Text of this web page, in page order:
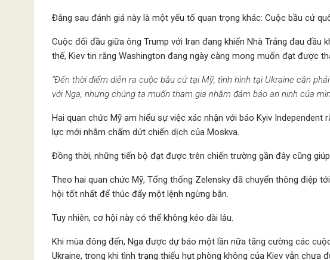
Đằng sau đánh giá này là một yếu tố quan trọng khác: Cuộc bầu cử
Cuộc đối đầu giữa ông Trump với Iran đang khiến Nhà Trắng đau đầu
thế, Kiev tin rằng Washington đang ngày càng mong muốn đạt được
“Đến thời điểm diễn ra cuộc bầu cử tại Mỹ, tình hình tại Ukraine cần
với Nga, nhưng chúng ta muốn tham gia nhằm đảm bảo an ninh của
Hai quan chức Mỹ am hiểu sự việc xác nhận với báo Kyiv
lực mới nhằm chấm dứt chiến dịch của Moskva.
Đồng thời, những tiến bộ đạt được trên chiến trường gần đây cũng
Theo hai quan chức Mỹ, Tổng thống Zelensky đã chuyển thông điệp
hội tốt nhất để thúc đẩy một lệnh ngừng bắn.
Tuy nhiên, cơ hội này có thể không kéo dài lâu.
Khi mùa đông đến, Nga được dự báo một lần nữa tăng cường các
Ukraine, trong khi tình trạng thiếu hụt phòng không của Kiev vẫn chưa